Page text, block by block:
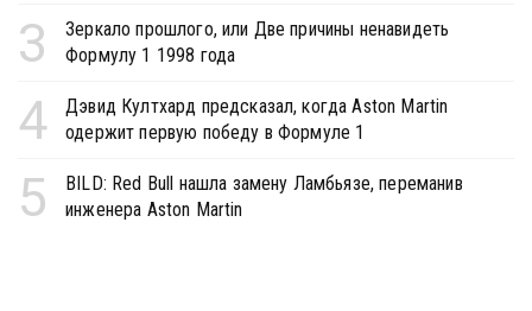
3
Зеркало прошлого, или Две причины ненавидеть
Формулу 1 1998 года
4
Дэвид Култхард предсказал, когда Aston Martin
одержит первую победу в Формуле 1
5
BILD: Red Bull нашла замену Ламбьязе, переманив
инженера Aston Martin